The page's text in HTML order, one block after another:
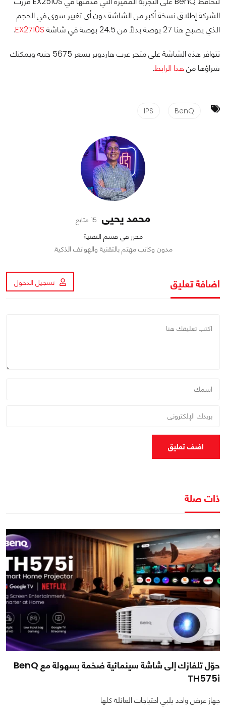
الشركة إطلاق نسخة أكبر من الشاشة دون أي تغيير سوى في الحجم
الذي يصبح هنا 27 بوصة بدلاً من 24.5 بوصة في شاشة
EX2710S
.
تتوافر هذه الشاشة على متجر عرب هاردوير بسعر 5675 جنيه ويمكنك
شراؤها منهذا الرابط.
BenQ
IPS
محمد يحيى 15 متابع
محرر في قسم التقنية
مدون وكاتب مهتم بالتقنية والهواتف الذكية.
اضافة تعليق تسجيل الدخول
اضف تعليق
ذات صلة
حوّل تلفازك إلى شاشة سينمائية ضخمة بسهولة مع BenQ
TH575i
جهاز عرض واحد يلبي احتياجات العائلة كلها